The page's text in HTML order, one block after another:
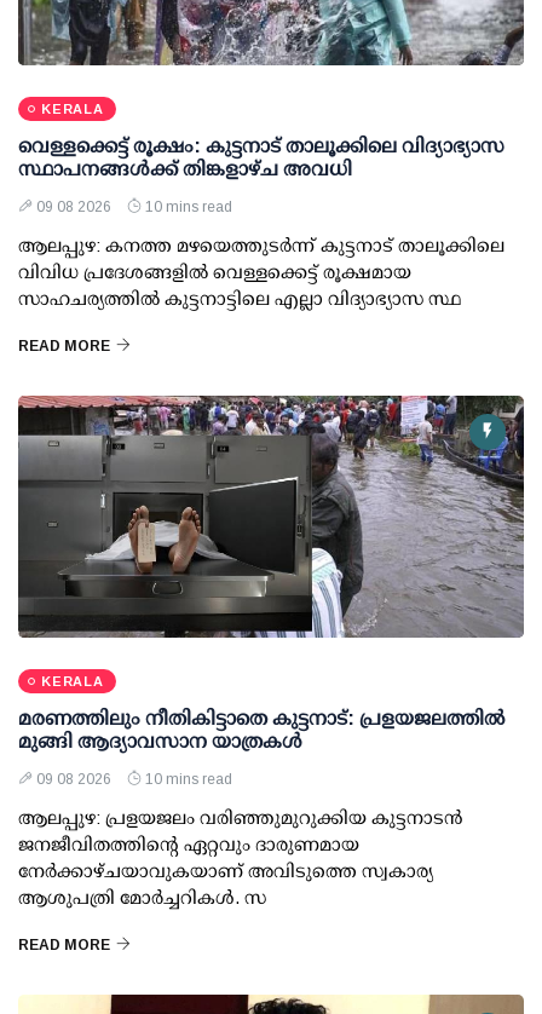
KERALA
വെള്ളക്കെട്ട് രൂക്ഷം: കുട്ടനാട് താലൂക്കിലെ വിദ്യാഭ്യാസ
സ്ഥാപനങ്ങള്‍ക്ക് തിങ്കളാഴ്ച അവധി
09 08 2026 10 mins read
ആലപ്പുഴ: കനത്ത മഴയെത്തുടര്‍ന്ന് കുട്ടനാട് താലൂക്കിലെ
വിവിധ പ്രദേശങ്ങളില്‍ വെള്ളക്കെട്ട് രൂക്ഷമായ
സാഹചര്യത്തില്‍ കുട്ടനാട്ടിലെ എല്ലാ വിദ്യാഭ്യാസ സ്ഥ
READ MORE
KERALA
മരണത്തിലും നീതികിട്ടാതെ കുട്ടനാട്: പ്രളയജലത്തില്‍
മുങ്ങി ആദ്യാവസാന യാത്രകള്‍
09 08 2026 10 mins read
ആലപ്പുഴ: പ്രളയജലം വരിഞ്ഞുമുറുക്കിയ കുട്ടനാടന്‍
ജനജീവിതത്തിന്റെ ഏറ്റവും ദാരുണമായ
നേര്‍ക്കാഴ്ചയാവുകയാണ് അവിടുത്തെ സ്വകാര്യ
ആശുപത്രി മോര്‍ച്ചറികള്‍. സ
READ MORE